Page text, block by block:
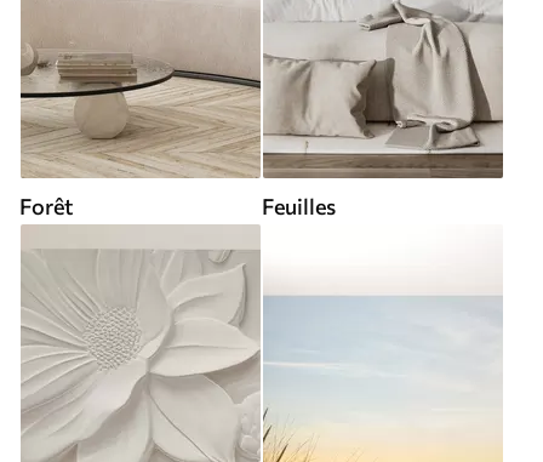
Forêt Feuilles